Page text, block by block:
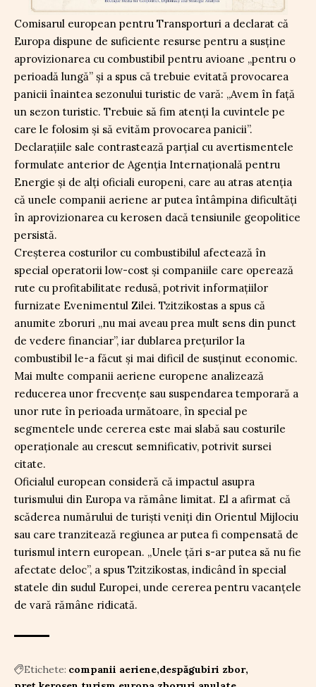
Comisarul european pentru Transporturi a declarat că
Europa dispune de suficiente resurse pentru a susține
aprovizionarea cu combustibil pentru avioane „pentru o
perioadă lungă” și a spus că trebuie evitată provocarea
panicii înaintea sezonului turistic de vară: „Avem în față
un sezon turistic. Trebuie să fim atenți la cuvintele pe
care le folosim și să evităm provocarea panicii”.
Declarațiile sale contrastează parțial cu avertismentele
formulate anterior de Agenția Internațională pentru
Energie și de alți oficiali europeni, care au atras atenția
că unele companii aeriene ar putea întâmpina dificultăți
în aprovizionarea cu kerosen dacă tensiunile geopolitice
persistă.
Creșterea costurilor cu combustibilul afectează în
special operatorii low-cost și companiile care operează
rute cu profitabilitate redusă, potrivit informațiilor
furnizate Evenimentul Zilei. Tzitzikostas a spus că
anumite zboruri „nu mai aveau prea mult sens din punct
de vedere financiar”, iar dublarea prețurilor la
combustibil le-a făcut și mai dificil de susținut economic.
Mai multe companii aeriene europene analizează
reducerea unor frecvențe sau suspendarea temporară a
unor rute în perioada următoare, în special pe
segmentele unde cererea este mai slabă sau costurile
operaționale au crescut semnificativ, potrivit sursei
citate.
Oficialul european consideră că impactul asupra
turismului din Europa va rămâne limitat. El a afirmat că
scăderea numărului de turiști veniți din Orientul Mijlociu
sau care tranzitează regiunea ar putea fi compensată de
turismul intern european. „Unele țări s-ar putea să nu fie
afectate deloc”, a spus Tzitzikostas, indicând în special
statele din sudul Europei, unde cererea pentru vacanțele
de vară rămâne ridicată.
Etichete: companii aeriene despăgubiri zbor